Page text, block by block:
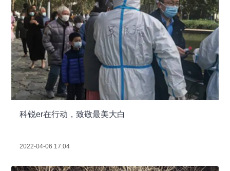
科锐er在行动，致敬最美大白
2022-04-06 17:04